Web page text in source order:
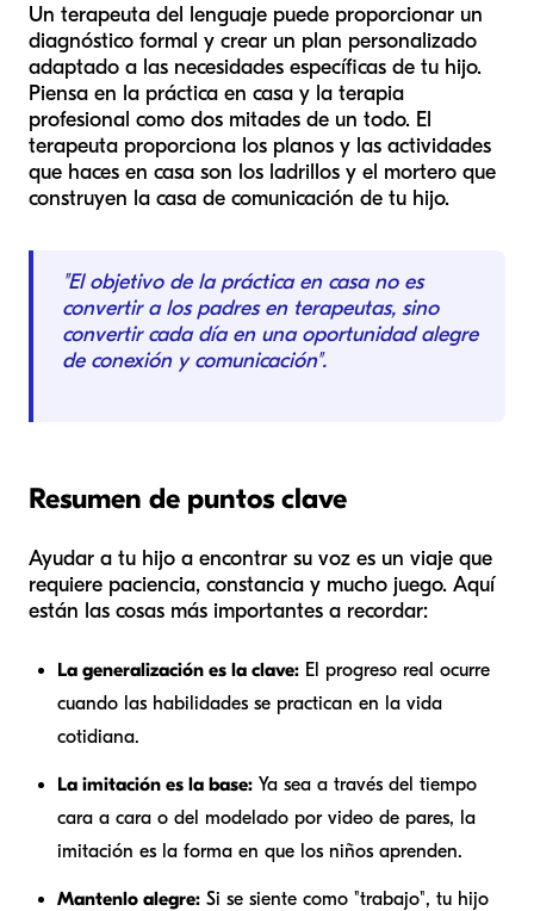
Un terapeuta del lenguaje puede proporcionar un
diagnóstico formal y crear un plan personalizado
adaptado a las necesidades específicas de tu hijo.
Piensa en la práctica en casa y la terapia
profesional como dos mitades de un todo. El
terapeuta proporciona los planos y las actividades
que haces en casa son los ladrillos y el mortero que
construyen la casa de comunicación de tu hijo.
"El objetivo de la práctica en casa no es
convertir a los padres en terapeutas, sino
convertir cada día en una oportunidad alegre
de conexión y comunicación".
Resumen de puntos clave
Ayudar a tu hijo a encontrar su voz es un viaje que
requiere paciencia, constancia y mucho juego. Aquí
están las cosas más importantes a recordar:
La generalización es la clave: El progreso real ocurre
cuando las habilidades se practican en la vida
cotidiana.
La imitación es la base: Ya sea a través del tiempo
cara a cara o del modelado por video de pares, la
imitación es la forma en que los niños aprenden.
Mantenlo alegre: Si se siente como "trabajo", tu hijo